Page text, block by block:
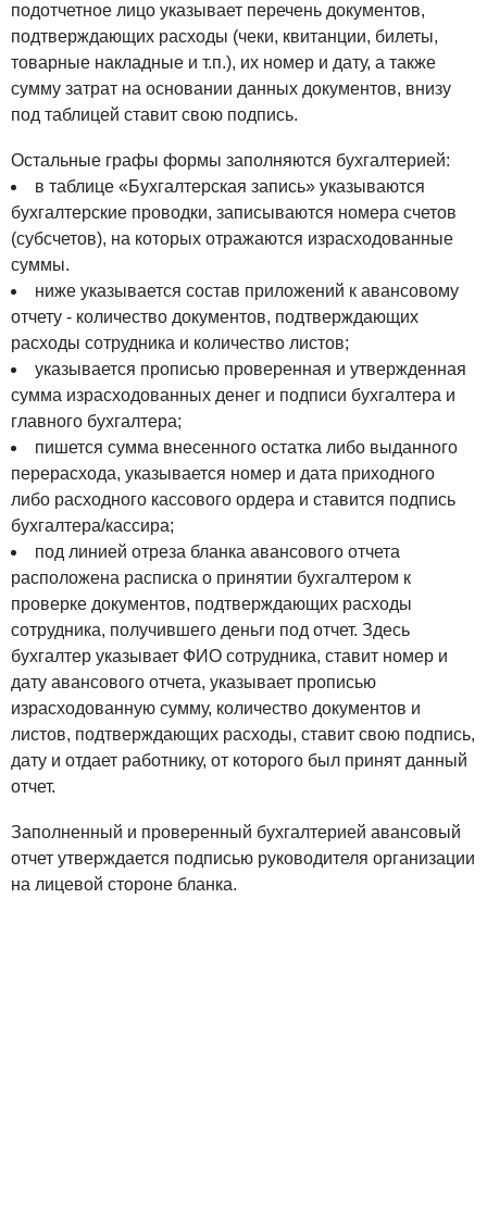
подотчетное лицо указывает перечень документов,
подтверждающих расходы (чеки, квитанции, билеты,
товарные накладные и т.п.), их номер и дату, а также
сумму затрат на основании данных документов, внизу
под таблицей ставит свою подпись.
Остальные графы формы заполняются бухгалтерией:
в таблице «Бухгалтерская запись» указываются
бухгалтерские проводки, записываются номера счетов
(субсчетов), на которых отражаются израсходованные
суммы.
ниже указывается состав приложений к авансовому
отчету - количество документов, подтверждающих
расходы сотрудника и количество листов;
указывается прописью проверенная и утвержденная
сумма израсходованных денег и подписи бухгалтера и
главного бухгалтера;
пишется сумма внесенного остатка либо выданного
перерасхода, указывается номер и дата приходного
либо расходного кассового ордера и ставится подпись
бухгалтера/кассира;
под линией отреза бланка авансового отчета
расположена расписка о принятии бухгалтером к
проверке документов, подтверждающих расходы
сотрудника, получившего деньги под отчет. Здесь
бухгалтер указывает ФИО сотрудника, ставит номер и
дату авансового отчета, указывает прописью
израсходованную сумму, количество документов и
листов, подтверждающих расходы, ставит свою подпись,
дату и отдает работнику, от которого был принят данный
отчет.
Заполненный и проверенный бухгалтерией авансовый
отчет утверждается подписью руководителя организации
на лицевой стороне бланка.